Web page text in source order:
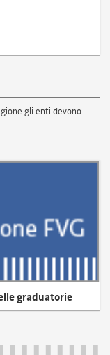
gli enti devono
graduatorie